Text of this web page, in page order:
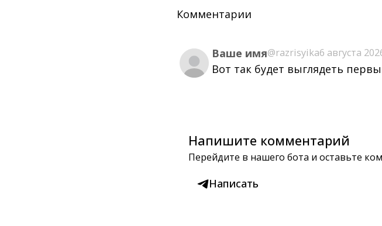
Комментарии
Ваше имя@razrisyika6 августа
Вот так будет выглядеть
Напишите комментарий
Перейдите в нашего бота и оставьте
Написать